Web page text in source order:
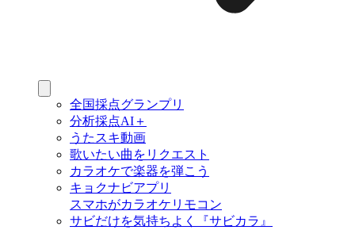
全国採点グランプリ
分析採点AI＋
うたスキ動画
歌いたい曲をリクエスト
カラオケで楽器を弾こう
キョクナビアプリ
スマホがカラオケリモコン
サビだけを気持ちよく『サビカラ』